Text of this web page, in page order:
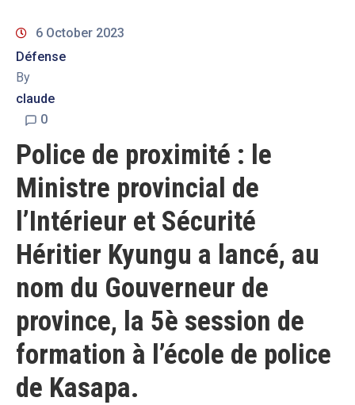
6 October 2023
Défense
By
claude
0
Police de proximité : le
Ministre provincial de
l’Intérieur et Sécurité
Héritier Kyungu a lancé, au
nom du Gouverneur de
province, la 5è session de
formation à l’école de police
de Kasapa.